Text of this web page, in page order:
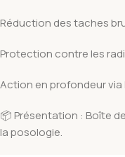
Réduction des taches
Protection contre les
Action en profondeur via
📦 Présentation : Boîte
la posologie.